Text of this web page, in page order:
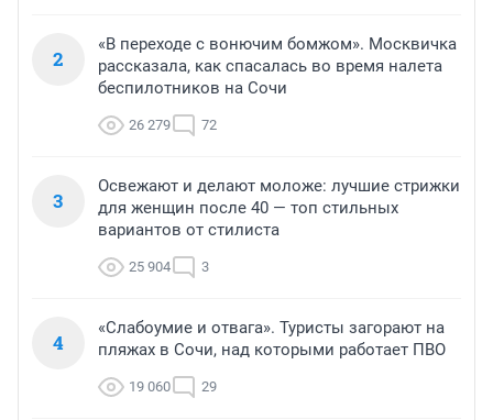
2
«В переходе с вонючим бомжом». Москвичка
рассказала, как спасалась во время налета
беспилотников на Сочи
26 279 72
3
Освежают и делают моложе: лучшие стрижки
для женщин после 40 — топ стильных
вариантов от стилиста
25 904 3
4
«Слабоумие и отвага». Туристы загорают на
пляжах в Сочи, над которыми работает ПВО
19 060 29